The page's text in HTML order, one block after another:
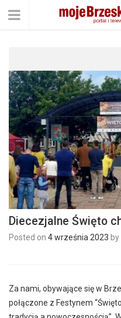
Diecezjalne Święto
Posted on 4 września 2023 by
Za nami, obywające się w
połączone z Festynem